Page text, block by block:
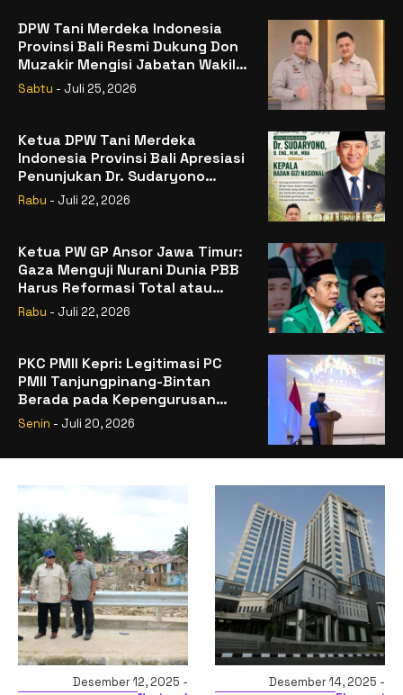
DPW Tani Merdeka Indonesia
Provinsi Bali Resmi Dukung Don
Muzakir Mengisi Jabatan Wakil
Menteri Pertanian RI
Sabtu - Juli 25, 2026
Ketua DPW Tani Merdeka
Indonesia Provinsi Bali Apresiasi
Penunjukan Dr. Sudaryono
sebagai Kepala Badan Gizi
Rabu - Juli 22, 2026
Ketua PW GP Ansor Jawa Timur:
Gaza Menguji Nurani Dunia PBB
Harus Reformasi Total atau
Kehilangan Legitimasi
Rabu - Juli 22, 2026
PKC PMII Kepri: Legitimasi PC
PMII Tanjungpinang-Bintan
Berada pada Kepengurusan
Muhammad Al-Mujrin
Senin - Juli 20, 2026
Desember 12, 2025 -
Desember 14, 2025 -